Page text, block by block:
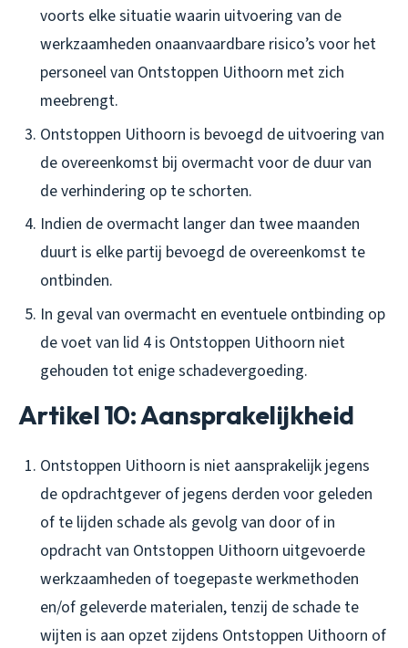
voorts elke situatie waarin uitvoering van de
werkzaamheden onaanvaardbare risico’s voor het
personeel van Ontstoppen Uithoorn met zich
meebrengt.
Ontstoppen Uithoorn is bevoegd de uitvoering van
de overeenkomst bij overmacht voor de duur van
de verhindering op te schorten.
Indien de overmacht langer dan twee maanden
duurt is elke partij bevoegd de overeenkomst te
ontbinden.
In geval van overmacht en eventuele ontbinding op
de voet van lid 4 is Ontstoppen Uithoorn niet
gehouden tot enige schadevergoeding.
Artikel 10: Aansprakelijkheid
Ontstoppen Uithoorn is niet aansprakelijk jegens
de opdrachtgever of jegens derden voor geleden
of te lijden schade als gevolg van door of in
opdracht van Ontstoppen Uithoorn uitgevoerde
werkzaamheden of toegepaste werkmethoden
en/of geleverde materialen, tenzij de schade te
wijten is aan opzet zijdens Ontstoppen Uithoorn of